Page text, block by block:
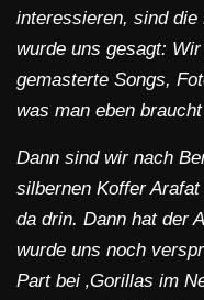
interessieren, sind
wurde uns gesagt:
gemasterte Songs,
was man eben
Dann sind wir nach
silbernen Koffer
da drin. Dann hat der
wurde uns noch
Part bei ‚Gorillas im